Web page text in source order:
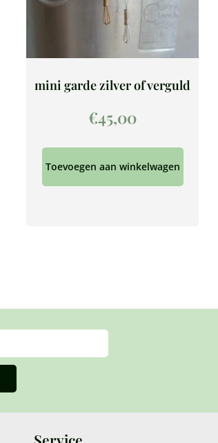
mini garde zilver of verguld
€45,00
Toevoegen aan winkelwagen